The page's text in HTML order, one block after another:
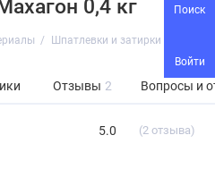
Поиск
Войти
0,4 кг
Шпатлевки и затирки
Отзывы 2 Вопросы и
5.0 (2 отзыва)